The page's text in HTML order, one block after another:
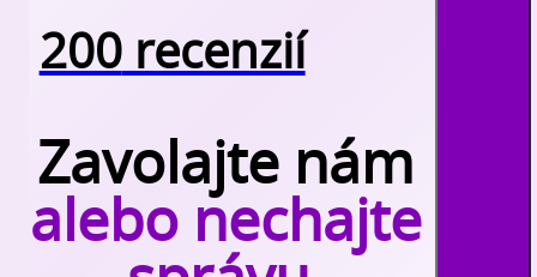
200recenzií
Zavolajte nám
alebo nechajte